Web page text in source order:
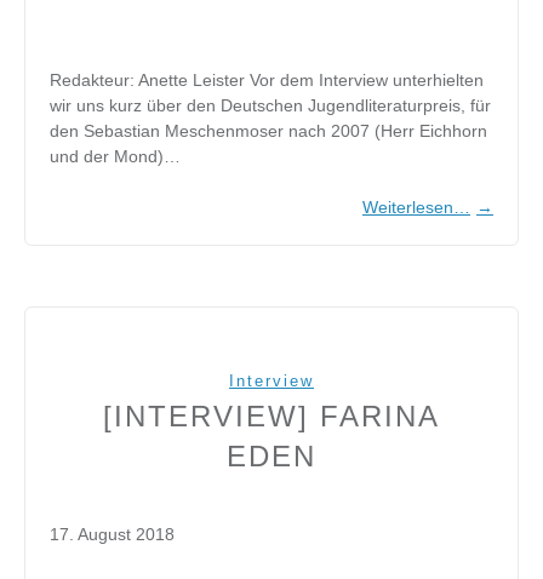
Redakteur: Anette Leister Vor dem Interview unterhielten
wir uns kurz über den Deutschen Jugendliteraturpreis, für
den Sebastian Meschenmoser nach 2007 (Herr Eichhorn
und der Mond)…
Weiterlesen… →
Interview
[INTERVIEW] FARINA
EDEN
17. August 2018